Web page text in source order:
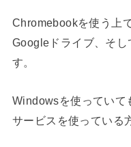
Chromebookを使う上
Googleドライブ、そし
す。
Windowsを使っていて
サービスを使っている